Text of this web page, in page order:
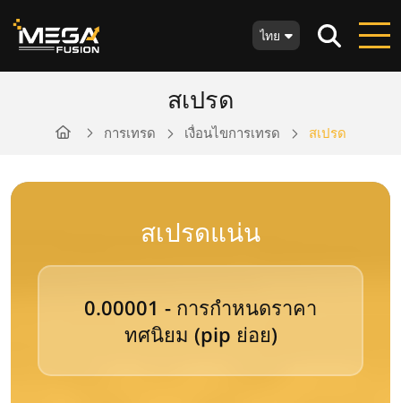
ไทย
สเปรด
การเทรด เงื่อนไขการเทรด สเปรด
สเปรดแน่น
0.00001 - การกำหนดราคา
ทศนิยม (pip ย่อย)